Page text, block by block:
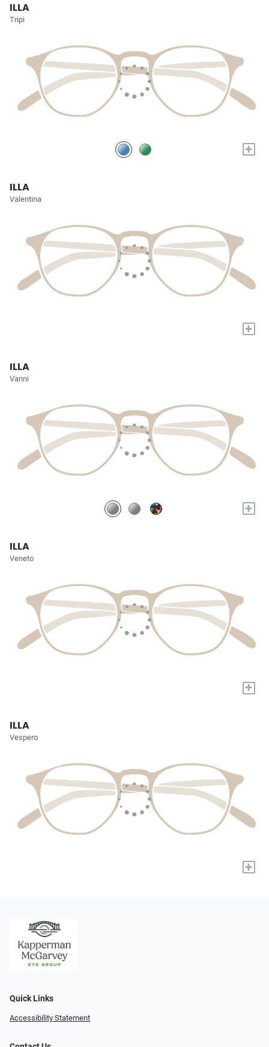
ILLA
Tripi
+
ILLA
Valentina
+
ILLA
Vanni
+
ILLA
Veneto
+
ILLA
Vespero
+
Quick Links
Accessibility Statement